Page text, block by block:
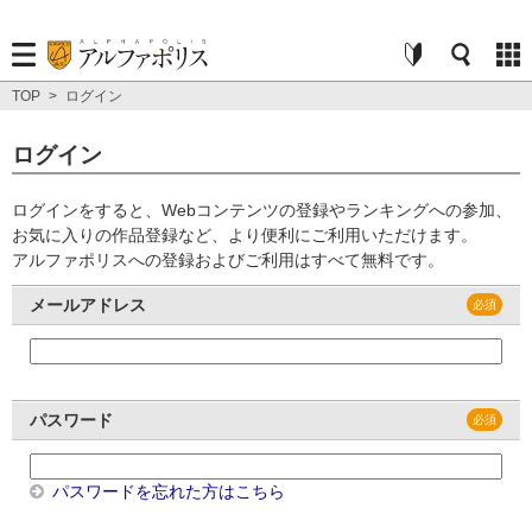
TOP > ログイン
ログイン
ログインをすると、Webコンテンツの登録やランキングへの参加、
お気に入りの作品登録など、より便利にご利用いただけます。
アルファポリスへの登録およびご利用はすべて無料です。
メールアドレス
パスワード
パスワードを忘れた方はこちら